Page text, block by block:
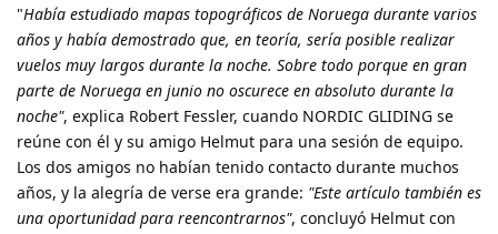
"Había estudiado mapas topográficos de Noruega durante varios
años y había demostrado que, en teoría, sería posible realizar
vuelos muy largos durante la noche. Sobre todo porque en gran
parte de Noruega en junio no oscurece en absoluto durante la
noche", explica Robert Fessler, cuando NORDIC GLIDING se
reúne con él y su amigo Helmut para una sesión de equipo.
Los dos amigos no habían tenido contacto durante muchos
años, y la alegría de verse era grande: "Este artículo también es
una oportunidad para reencontrarnos", concluyó Helmut con